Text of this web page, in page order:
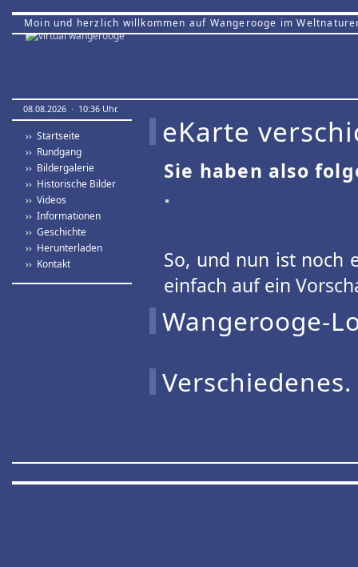
Moin und herzlich willkommen auf Wangerooge im
08.08.2026 · 10:36 Uhr.
›› Startseite
›› Rundgang
›› Bildergalerie
›› Historische Bilder
›› Videos
›› Informationen
›› Geschichte
›› Herunterladen
›› Kontakt
eKarte
Sie haben also
So, und nun ist noch
einfach auf ein
Wangerooge-
Verschiedenes.